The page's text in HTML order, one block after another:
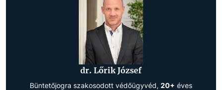
dr. Lőrik József
Büntetőjogra szakosodott védőügyvéd, 20+ éves